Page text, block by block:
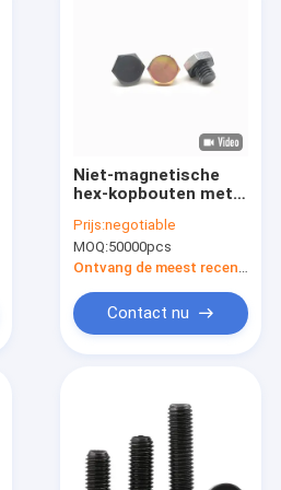
Niet-magnetische
hex-kopbouten met
Prijs:negotiable
MOQ:50000pcs
Ontvang de meest recente Prijs
Contact nu